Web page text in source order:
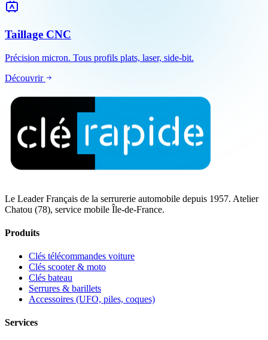
Taillage CNC
Précision micron. Tous profils plats, laser, side-bit.
Découvrir
Le Leader Français de la serrurerie automobile depuis 1957. Atelier
Chatou (78), service mobile Île-de-France.
Produits
Clés télécommandes voiture
Clés scooter & moto
Clés bateau
Serrures & barillets
Accessoires (UFO, piles, coques)
Services